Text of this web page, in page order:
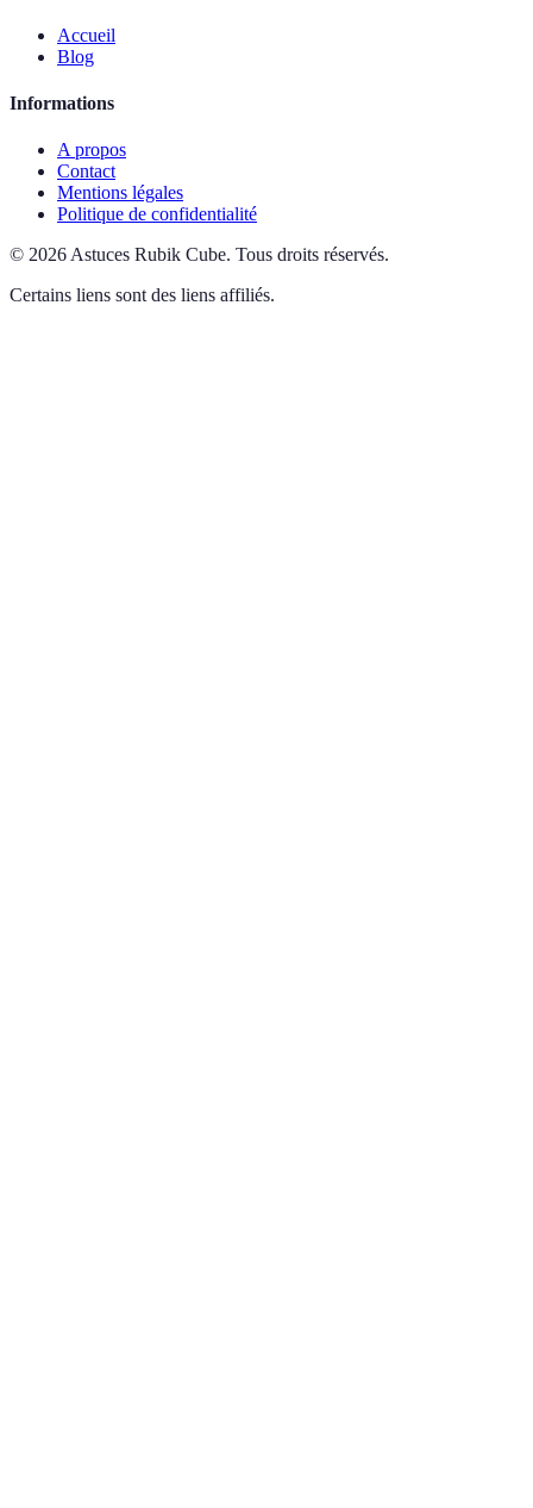
Accueil
Blog
Informations
A propos
Contact
Mentions légales
Politique de confidentialité
© 2026 Astuces Rubik Cube. Tous droits réservés.
Certains liens sont des liens affiliés.